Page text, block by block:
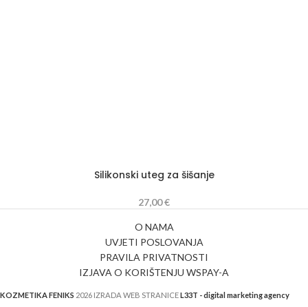
Silikonski uteg za šišanje
27,00€
O NAMA
UVJETI POSLOVANJA
PRAVILA PRIVATNOSTI
IZJAVA O KORIŠTENJU WSPAY-A
KOZMETIKA FENIKS 2026 IZRADA WEB STRANICEL33T - digital marketing agency